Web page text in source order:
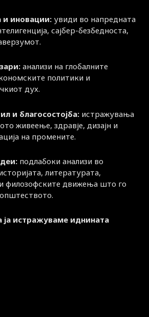
и иновации: увиди во напредната
сајбер-безбедноста,
анализи на глобалните
политики и
дух.
и благосостојба: истражувања
живеење, здравје, дизајн и
на промените.
подлабоки анализи во
литературата,
филозофските движења што го
ја истражуваме иднината